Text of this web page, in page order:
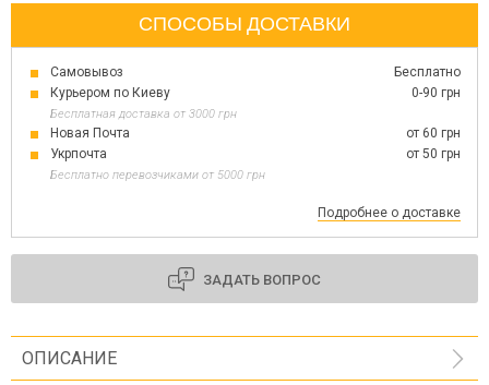
СПОСОБЫ ДОСТАВКИ
Самовывоз
Бесплатно
Курьером по Киеву
0-90 грн
Бесплатная доставка от 3000 грн
Новая Почта
от 60 грн
Укрпочта
от 50 грн
Бесплатно перевозчиками от 5000 грн
Подробнее о доставке
ЗАДАТЬ ВОПРОС
ОПИСАНИЕ